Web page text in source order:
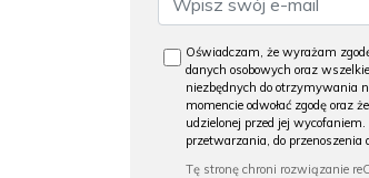
Oświadczam, że wyrażam
danych osobowych oraz
niezbędnych do otrzymywania
momencie odwołać zgodę oraz
udzielonej przed jej
przetwarzania, do